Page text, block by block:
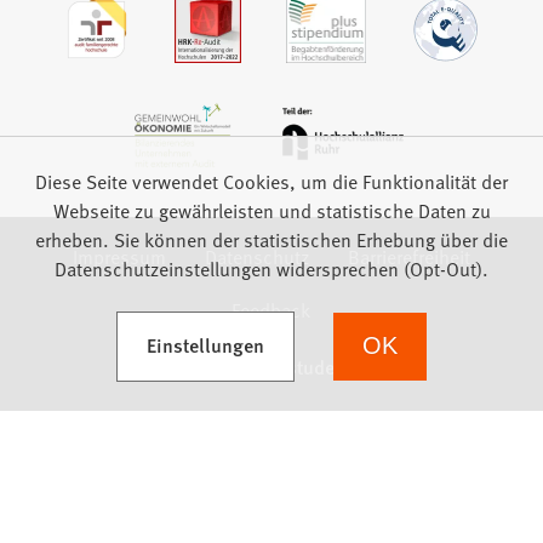
Impressum Datenschutz
Barrierefreiheit
Feedback
Diese Seite verwendet Cookies, um die Funktionalität der
Webseite zu gewährleisten und statistische Daten zu
erheben. Sie können der statistischen Erhebung über die
Datenschutzeinstellungen widersprechen (Opt-Out).
Einstellungen
(Öffnet in einem neuen Tab) OK